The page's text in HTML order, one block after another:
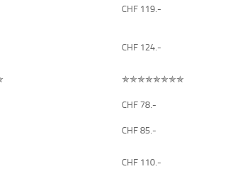
CHF 119.-
CHF 124.-
✯✯✯✯✯✯✯✯
CHF 78.-
CHF 85.-
CHF 110.-